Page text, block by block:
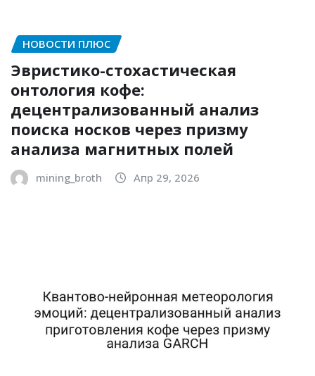
НОВОСТИ ПЛЮС
Эвристико-стохастическая
онтология кофе:
децентрализованный анализ
поиска носков через призму
анализа магнитных полей
mining_broth Апр 29, 2026